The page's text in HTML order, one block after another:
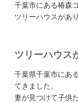
千葉市にある椿森
ツリーハウスがあ
ツリーハウス
千葉県千葉市にあ
てきました。
妻が見つけて子供